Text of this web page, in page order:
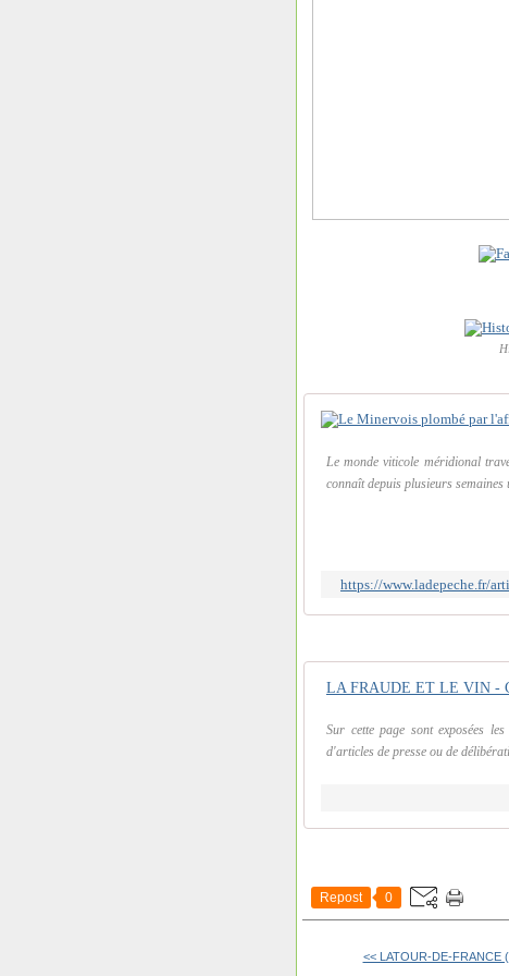
Le monde viticole méridional
connaît depuis plusieurs semaines
https://www.ladepeche.fr/
LA FRAUDE ET LE VIN -
Sur cette page sont exposées
d'articles de presse ou de
Repost 0
<< LATOUR-DE-FRANCE